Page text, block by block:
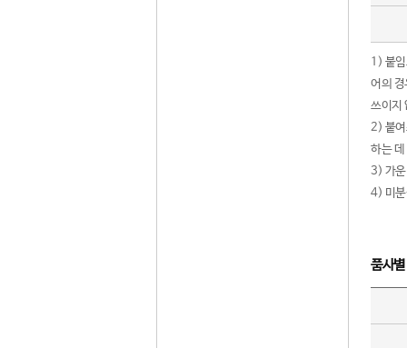
1) 붙
어의
쓰이지
2) 붙여
하는
3) 가운
4) 미분
품사